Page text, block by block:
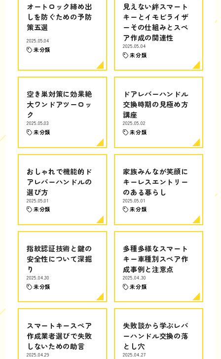
オートロック締め出
しを防ぐための予防
策五選
2025.05.04
未分類
見えない絆スマート
キーとイモビライザ
ーその仕組みとスペ
ア作成の関連性
2025.05.04
未分類
空き巣対策に効果絶
大ワンドアツーロッ
ク
2025.05.03
未分類
ドアレバーハンドル
交換時期の見極め方
講座
2025.05.02
未分類
おしゃれで機能的ド
アレバーハンドルの
選び方
2025.05.01
未分類
家族みんなが笑顔に
キーレスエントリー
のある暮らし
2025.05.01
未分類
指紋認証技術と鍵の
安全性について深掘
り
2025.04.30
未分類
多種多様なスマート
キー車種別スペア作
成事例と注意点
2025.04.30
未分類
スマートキースペア
作成業者選びで失敗
しないための助言
2025.04.29
失敗談から学ぶレバ
ーハンドル交換の落
とし穴
2025.04.27